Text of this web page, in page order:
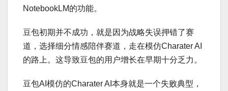
NotebookLM的功能。
豆包初期并不成功，就是因为战略失误押错了赛
道，选择细分情感陪伴赛道，走在模仿Charater AI
的路上。这导致豆包的用户增长在早期十分乏力。
豆包AI模仿的Charater AI本身就是一个失败典型，